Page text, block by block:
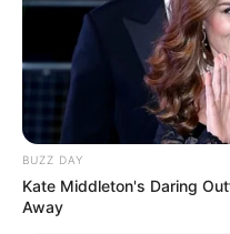
BUZZ DAY
Kate Middleton's Daring
Away